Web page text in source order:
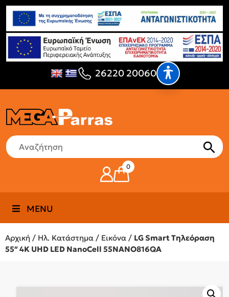
26220 20060
0
MENU
Αρχική / Ηλ. Κατάστημα / Εικόνα / LG Smart Τηλεόραση
55″ 4K UHD LED NanoCell 55NANO816QA